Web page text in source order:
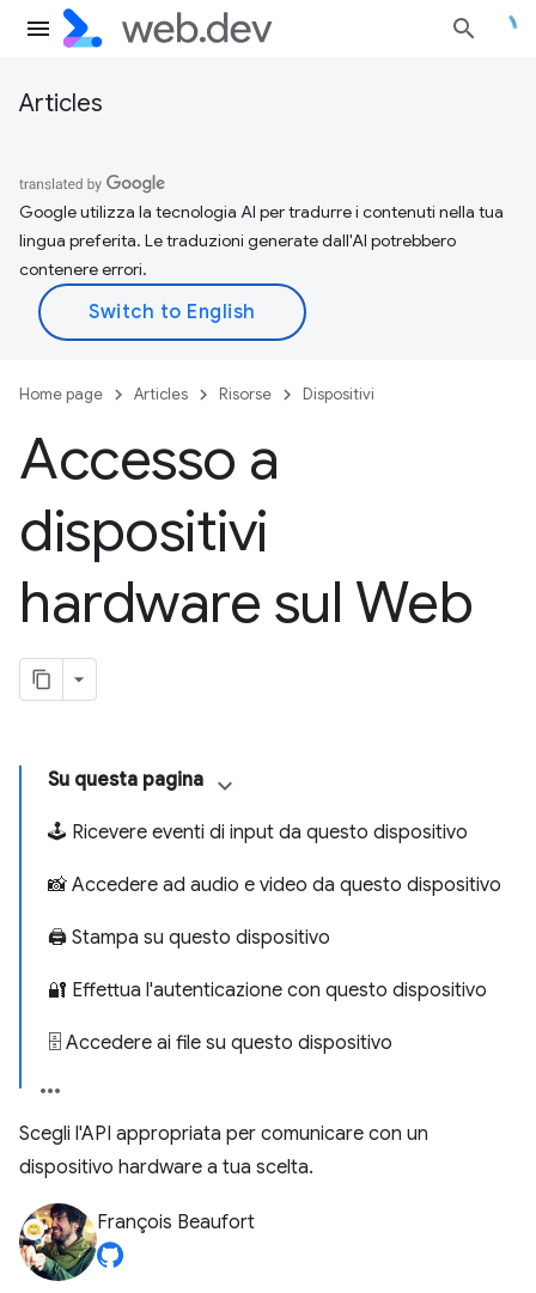
Articles
Google utilizza la tecnologia AI per tradurre i contenuti nella tua
lingua preferita. Le traduzioni generate dall'AI potrebbero
contenere errori.
Home page Articles Risorse Dispositivi
Accesso a
dispositivi
hardware sul Web
Su questa pagina
🕹 Ricevere eventi di input da questo dispositivo
📸 Accedere ad audio e video da questo dispositivo
🖨 Stampa su questo dispositivo
🔐 Effettua l'autenticazione con questo dispositivo
🗄 Accedere ai file su questo dispositivo
Scegli l'API appropriata per comunicare con un
dispositivo hardware a tua scelta.
François Beaufort